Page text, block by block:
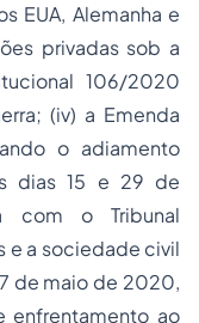
EUA, Alemanha e
privadas sob a
106/2020
(iv) a Emenda
o adiamento
dias 15 e 29 de
com o Tribunal
e a sociedade civil
de maio de 2020,
enfrentamento ao